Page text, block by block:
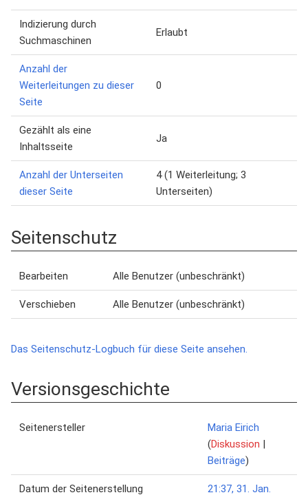
Indizierung durch
Suchmaschinen
Erlaubt
Anzahl der
Weiterleitungen zu dieser
Seite
0
Gezählt als eine
Inhaltsseite
Ja
Anzahl der Unterseiten
dieser Seite
4 (1 Weiterleitung; 3
Unterseiten)
Seitenschutz
Bearbeiten Alle Benutzer (unbeschränkt)
Verschieben Alle Benutzer (unbeschränkt)
Das Seitenschutz-Logbuch für diese Seite ansehen.
Versionsgeschichte
Seitenersteller
Maria Eirich
(Diskussion |
Beiträge)
Datum der Seitenerstellung
21:37, 31. Jan.